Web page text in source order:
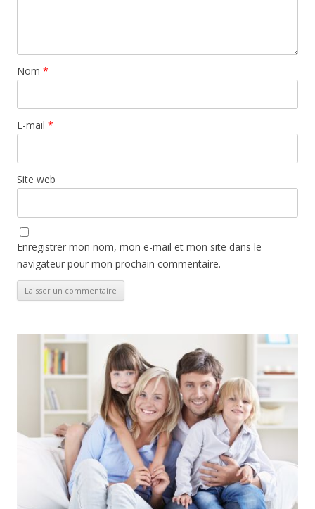
Nom *
E-mail *
Site web
Enregistrer mon nom, mon e-mail et mon site dans le
navigateur pour mon prochain commentaire.